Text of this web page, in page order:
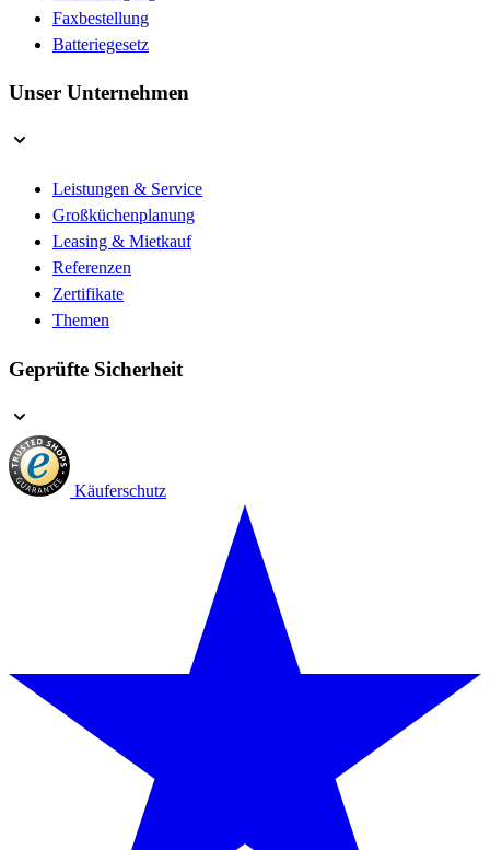
Faxbestellung
Batteriegesetz
Unser Unternehmen
Leistungen & Service
Großküchenplanung
Leasing & Mietkauf
Referenzen
Zertifikate
Themen
Geprüfte Sicherheit
Käuferschutz